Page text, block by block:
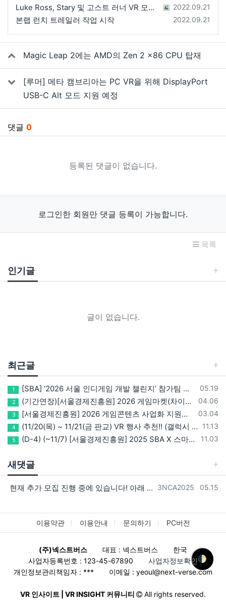
🌓
등록일
2022.09.21
Luke Ross, Stary 및 고스트 러너 VR 모드 공개
등록일
2022.09.21
본랩 런치 트레일러 작업 시작
관련자료
Magic Leap 2에는 AMD의 Zen 2 x86 CPU 탑재
[루머] 메타 캠브리아는 PC VR을 위해 DisplayPort
USB-C Alt 모드 지원 예정
댓글 0
등록된 댓글이 없습니다.
로그인한 회원만 댓글 등록이 가능합니다.
목록
인기글
글이 없습니다.
최근글
등록일
05.19
1 [SBA] ‘2026 서울 인디게임 개발 챌린지’ 참가팀 모집
등록일
04.06
2 (기간연장)[서울경제진흥원] 2026 게임마켓(차이나조이, BIC, 지스타) 서울관 참가기업 모집!(~5/8 15:00)
등록일
03.04
3 [서울경제진흥원] 2026 게임콘텐츠 사업화 지원사업 참가기업 모집(~3/26까지)
등록일
11.13
4 (11/20(목) ~ 11/21(금 판교) VR 행사 추천!! (갤럭시 XR/ 애플 비전프로 등 기기 체험, 메타퀘스트 경품)
등록일
11.03
5 (D-4) (~11/7) [서울경제진흥원] 2025 SBA X 스마일게이트, ‘게임랩 with STOVE INDIE’ 참가기업 모집
새댓글
등록자
3NCA2025 등록일
05.15
현재 추가 모집 진행 중에 있습니다! 아래 링크로 확인 부탁드리겠습니다~! https://next-verse.com/community/1…
이용약관 이용안내 문의하기 PC버전
(주)넥스트버스 대표 : 넥스트버스
한국
사업자등록번호 : 123-45-67890
사업자정보확인
개인정보관리책임자 : ***
이메일 : yeoul@next-verse.com
VR 인사이트 | VR INSIGHT 커뮤니티 All rights reserved.